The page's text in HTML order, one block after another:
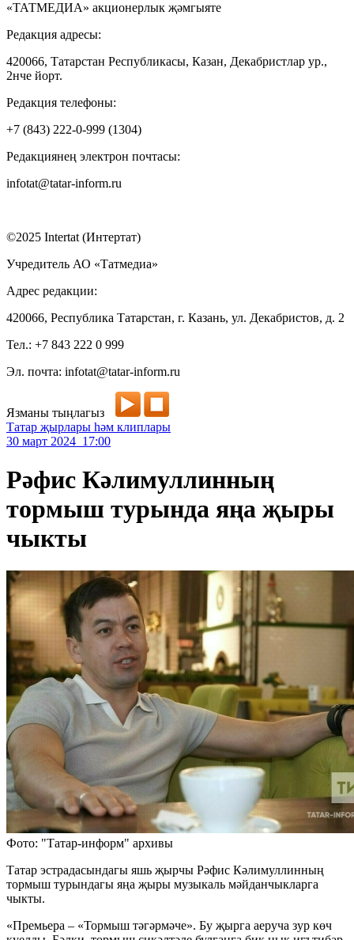
«ТАТМЕДИА» акционерлык җәмгыяте
Редакция адресы:
420066, Татарстан Республикасы, Казан, Декабристлар ур.,
2нче йорт.
Редакция телефоны:
+7 (843) 222-0-999 (1304)
Редакциянең электрон почтасы:
infotat@tatar-inform.ru
©2025 Intertat (Интертат)
Учредитель АО «Татмедиа»
Адрес редакции:
420066, Республика Татарстан, г. Казань, ул. Декабристов, д. 2
Тел.: +7 843 222 0 999
Эл. почта: infotat@tatar-inform.ru
Язманы тыңлагыз
Татар җырлары һәм клиплары
30 март 2024 17:00
Рәфис Кәлимуллинның
тормыш турында яңа җыры
чыкты
Фото: "Татар-информ" архивы
Татар эстрадасындагы яшь җырчы Рәфис Кәлимуллинның
тормыш турындагы яңа җыры музыкаль мәйданчыкларга
чыкты.
«Премьера – «Тормыш тәгәрмәче». Бу җырга аеруча зур көч